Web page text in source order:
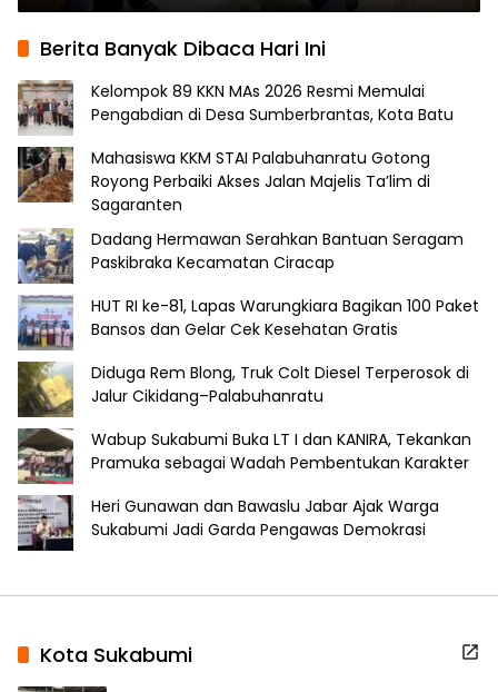
Berita Banyak Dibaca Hari Ini
Kelompok 89 KKN MAs 2026 Resmi Memulai
Pengabdian di Desa Sumberbrantas, Kota Batu
Mahasiswa KKM STAI Palabuhanratu Gotong
Royong Perbaiki Akses Jalan Majelis Ta’lim di
Sagaranten
Dadang Hermawan Serahkan Bantuan Seragam
Paskibraka Kecamatan Ciracap
HUT RI ke-81, Lapas Warungkiara Bagikan 100 Paket
Bansos dan Gelar Cek Kesehatan Gratis
Diduga Rem Blong, Truk Colt Diesel Terperosok di
Jalur Cikidang–Palabuhanratu
Wabup Sukabumi Buka LT I dan KANIRA, Tekankan
Pramuka sebagai Wadah Pembentukan Karakter
Heri Gunawan dan Bawaslu Jabar Ajak Warga
Sukabumi Jadi Garda Pengawas Demokrasi
Kota Sukabumi